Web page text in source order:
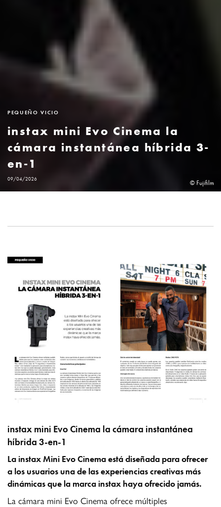
PEQUEÑO VICIO
instax mini Evo Cinema la
cámara instantánea híbrida 3-
en-1
09/04/2026 © Fujifilm
instax mini Evo Cinema la cámara instantánea
híbrida 3-en-1
La instax Mini Evo Cinema está diseñada para ofrecer
a los usuarios una de las experiencias creativas más
dinámicas que la marca instax haya ofrecido jamás.
La cámara mini Evo Cinema ofrece múltiples